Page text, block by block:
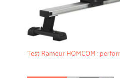
Test Rameur HOMCOM :